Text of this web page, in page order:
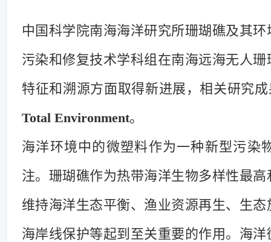
中国科学院南海海洋研究所珊瑚礁及其
污染和修复技术学科组在南海远海无人
特征和溯源方面取得新进展，相关研究
Total Environment。
海洋环境中的微塑料作为一种新型污染
注。珊瑚礁作为热带海洋生物多样性最
维持海洋生态平衡、渔业资源再生、生
海岸线保护等起到至关重要的作用。海